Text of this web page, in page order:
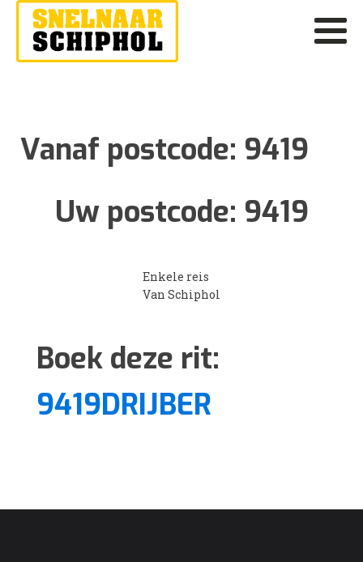
Vanaf postcode: 9419
Uw postcode: 9419
Enkele reis
Van Schiphol
Boek deze rit:
9419DRIJBER